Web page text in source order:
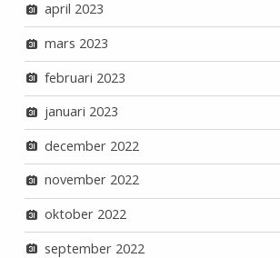
april 2023
mars 2023
februari 2023
januari 2023
december 2022
november 2022
oktober 2022
september 2022